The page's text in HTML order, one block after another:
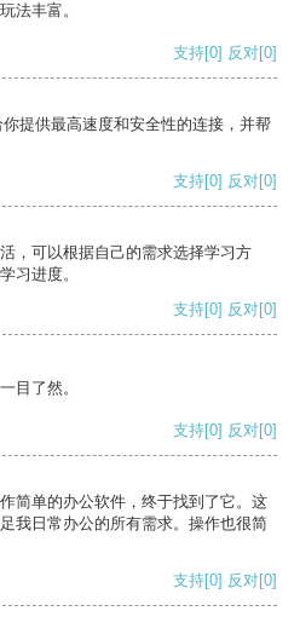
法丰富。
支持[0] 反对[0]
提供最高速度和安全性的连接，并帮
支持[0] 反对[0]
，可以根据自己的需求选择学习方
习进度。
支持[0] 反对[0]
目了然。
支持[0] 反对[0]
简单的办公软件，终于找到了它。这
我日常办公的所有需求。操作也很简
支持[0] 反对[0]